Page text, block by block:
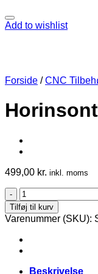
Add to wishlist
Forside / CNC
499,00 kr. inkl. moms
Horinsontal
Klamp,
stor
Q-
Serie
antal
Tilføj til kurv
Varenummer (SKU):
Beskrivelse